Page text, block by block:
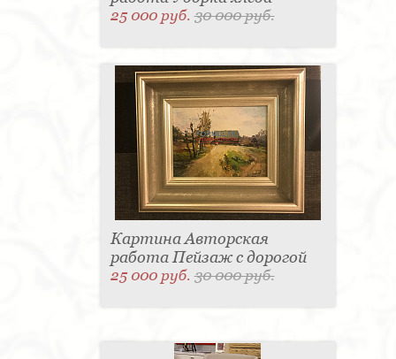
25 000 руб.30 000 руб.
Картина Авторская
работа Пейзаж с дорогой
25 000 руб.30 000 руб.